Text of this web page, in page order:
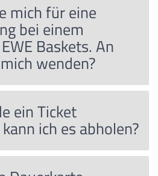
mich für eine
bei einem
Baskets. An
wenden?
ein Ticket
ich es abholen?